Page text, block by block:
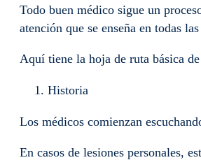
Todo buen médico sigue un
atención que se enseña en todas
Aquí tiene la hoja de ruta básica de
Historia
Los médicos comienzan
En casos de lesiones personales,